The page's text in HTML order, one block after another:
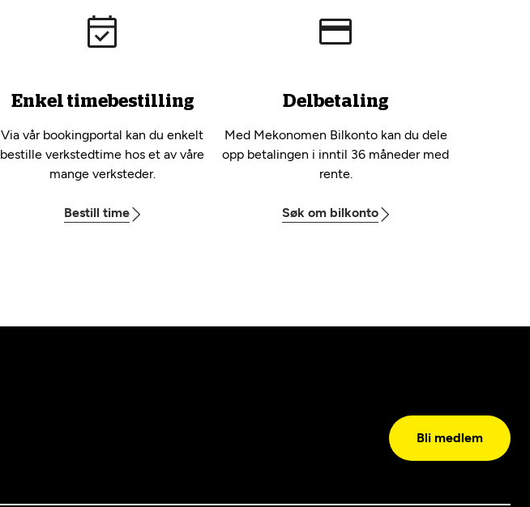
Enkel timebestilling
Via vår bookingportal kan du enkelt
bestille verkstedtime hos et av våre
mange verksteder.
Bestill time
Delbetaling
Med Mekonomen Bilkonto kan du dele
opp betalingen i inntil 36 måneder med
rente.
Søk om bilkonto
Bli medlem